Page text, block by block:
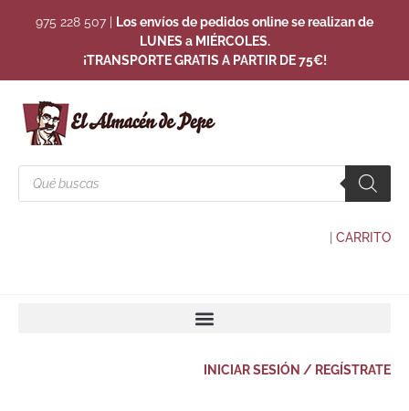
975 228 507
Los envíos de pedidos online se realizan de
LUNES a MIÉRCOLES.
¡TRANSPORTE GRATIS A PARTIR DE 75€!
CARRITO
INICIAR SESIÓN / REGÍSTRATE